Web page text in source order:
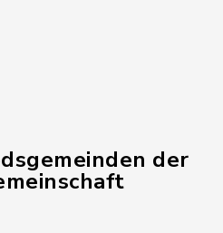
der